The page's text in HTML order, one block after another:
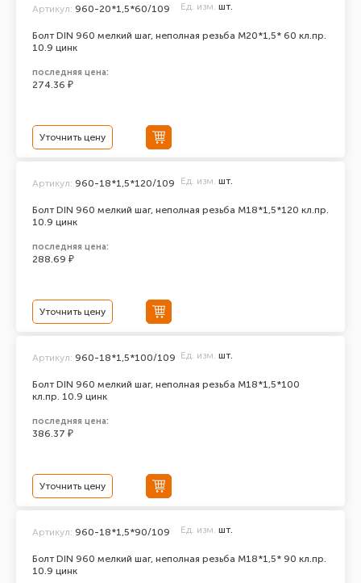
Болт DIN 960 мелкий шаг, неполная резьба M20*1,5* 60 кл.пр.
10.9 цинк
Артикул: 960-20*1,5*60/109 Ед. изм. шт.
последняя цена:
274.36 ₽
Уточнить цену
Болт DIN 960 мелкий шаг, неполная резьба M18*1,5*120 кл.пр.
10.9 цинк
Артикул: 960-18*1,5*120/109 Ед. изм. шт.
последняя цена:
288.69 ₽
Уточнить цену
Болт DIN 960 мелкий шаг, неполная резьба M18*1,5*100
кл.пр. 10.9 цинк
Артикул: 960-18*1,5*100/109 Ед. изм. шт.
последняя цена:
386.37 ₽
Уточнить цену
Болт DIN 960 мелкий шаг, неполная резьба M18*1,5* 90 кл.пр.
10.9 цинк
Артикул: 960-18*1,5*90/109 Ед. изм. шт.